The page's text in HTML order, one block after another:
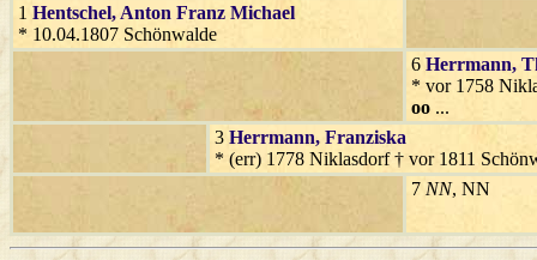
1 Hentschel, Anton Franz Michael
* 10.04.1807 Schönwalde
6 Herrmann,
* vor 1758
oo ...
3 Herrmann, Franziska
* (err) 1778 Niklasdorf † vor 1811
7 NN, NN